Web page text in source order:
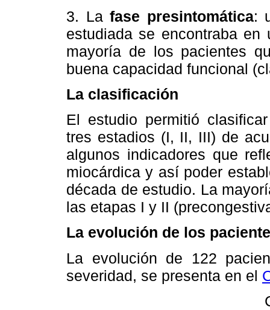
3. Lafase presintomática:
estudiada se encontraba
mayoría de los pacientes
buena capacidad funcional
La clasificación
El estudio permitió
tres estadios (I, II, III) de
algunos indicadores que
miocárdica y así poder
década de estudio. La
las etapas I y II
La evolución de los
La evolución de 122
severidad, se presenta en el